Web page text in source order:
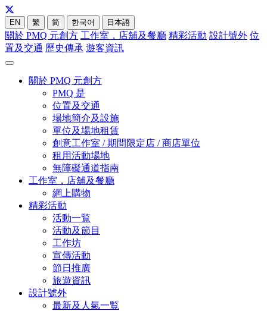
EN 繁 简 한국어 日本語
關於 PMQ 元創方 工作室，店舖及餐廳 精彩活動 設計號外 位
置及交通 歷史傳承 遊客資訊
關於 PMQ 元創方
PMQ 是
位置及交通
場地簡介及設施
單位及場地租賃
創意工作室 / 期間限定店 / 商店單位
租用活動場地
無障礙通道指南
工作室，店舖及餐廳
網上購物
精彩活動
活動一覧
活動及節目
工作坊
宣傳活動
節日推廣
旅遊資訊
設計號外
最新及人氣一覧